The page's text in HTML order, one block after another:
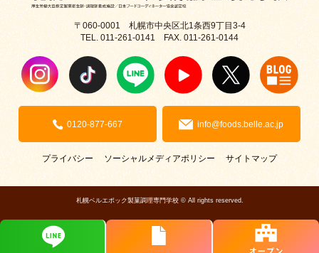
〒060-0001 札幌市中央区北1条西9丁目3-4
TEL. 011-261-0141 FAX. 011-261-0144
0120-877-667 info@foods.belle.ac.jp
プライバシー ソーシャルメディアポリシー サイトマップ
札幌ベルエポック製菓調理専門学校 © All rights reserved.